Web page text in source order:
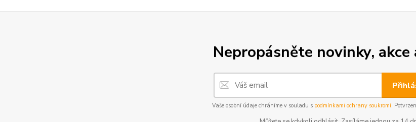
Nepropásněte novinky, akce
Vaše osobní údaje chráníme v souladu s podmínkami ochrany soukromí.